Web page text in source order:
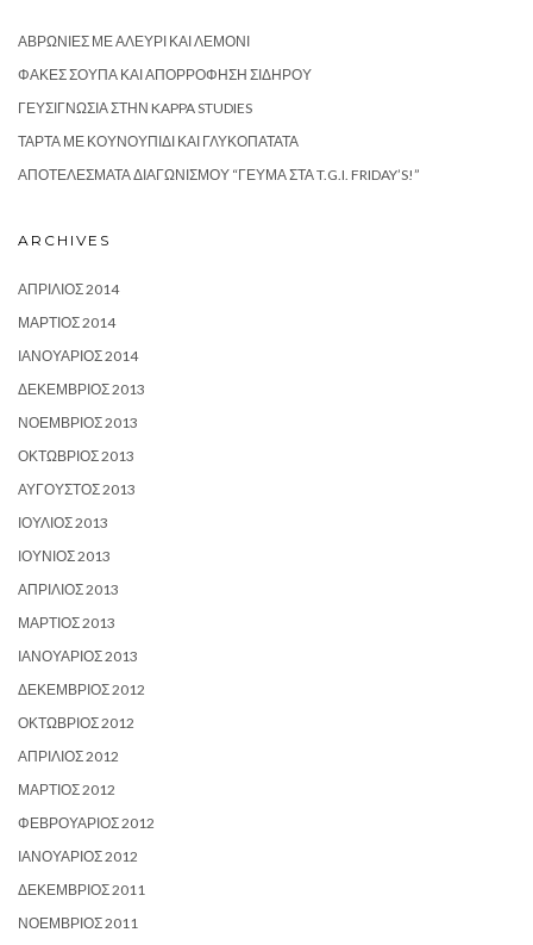
ΑΒΡΩΝΙΈΣ ΜΕ ΑΛΕΎΡΙ ΚΑΙ ΛΕΜΌΝΙ
ΦΑΚΈΣ ΣΟΎΠΑ ΚΑΙ ΑΠΟΡΡΌΦΗΣΗ ΣΙΔΉΡΟΥ
ΓΕΥΣΙΓΝΩΣΊΑ ΣΤΗΝ KAPPA STUDIES
ΤΆΡΤΑ ΜΕ ΚΟΥΝΟΥΠΊΔΙ ΚΑΙ ΓΛΥΚΟΠΑΤΆΤΑ
ΑΠΟΤΕΛΈΣΜΑΤΑ ΔΙΑΓΩΝΙΣΜΟΎ “ΓΕΎΜΑ ΣΤΑ T.G.I. FRIDAY’S!”
ARCHIVES
ΑΠΡΊΛΙΟΣ 2014
ΜΆΡΤΙΟΣ 2014
ΙΑΝΟΥΆΡΙΟΣ 2014
ΔΕΚΈΜΒΡΙΟΣ 2013
ΝΟΈΜΒΡΙΟΣ 2013
ΟΚΤΏΒΡΙΟΣ 2013
ΑΎΓΟΥΣΤΟΣ 2013
ΙΟΎΛΙΟΣ 2013
ΙΟΎΝΙΟΣ 2013
ΑΠΡΊΛΙΟΣ 2013
ΜΆΡΤΙΟΣ 2013
ΙΑΝΟΥΆΡΙΟΣ 2013
ΔΕΚΈΜΒΡΙΟΣ 2012
ΟΚΤΏΒΡΙΟΣ 2012
ΑΠΡΊΛΙΟΣ 2012
ΜΆΡΤΙΟΣ 2012
ΦΕΒΡΟΥΆΡΙΟΣ 2012
ΙΑΝΟΥΆΡΙΟΣ 2012
ΔΕΚΈΜΒΡΙΟΣ 2011
ΝΟΈΜΒΡΙΟΣ 2011